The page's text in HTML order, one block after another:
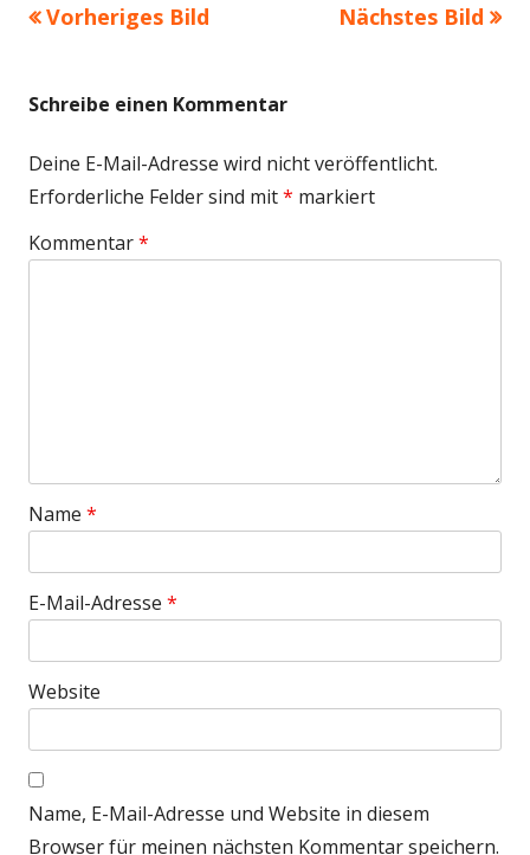
Vorheriges Bild Nächstes Bild
Schreibe einen Kommentar
Deine E-Mail-Adresse wird nicht veröffentlicht.
Erforderliche Felder sind mit* markiert
Kommentar*
Name *
E-Mail-Adresse *
Website
Name, E-Mail-Adresse und Website in diesem
Browser für meinen nächsten Kommentar speichern.